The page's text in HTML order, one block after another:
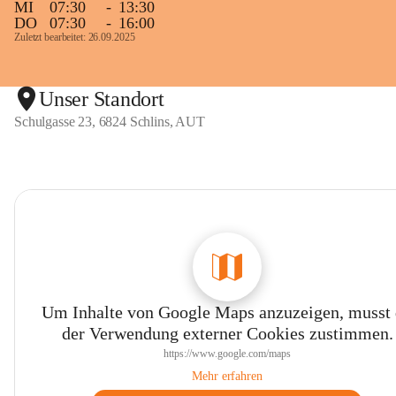
MI 07:30 - 13:30
DO
07:30 - 16:00
Zuletzt bearbeitet: 26.09.2025
Unser Standort
Schulgasse 23, 6824 Schlins, AUT
Um Inhalte von Google Maps anzuzeigen, musst
der Verwendung externer Cookies zustimmen.
https://www.google.com/maps
Mehr erfahren